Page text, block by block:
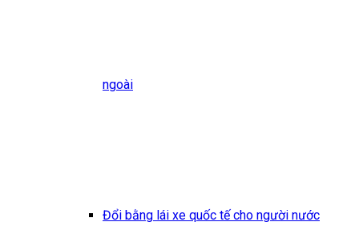
ngoài
Đổi bằng lái xe quốc tế cho người nước